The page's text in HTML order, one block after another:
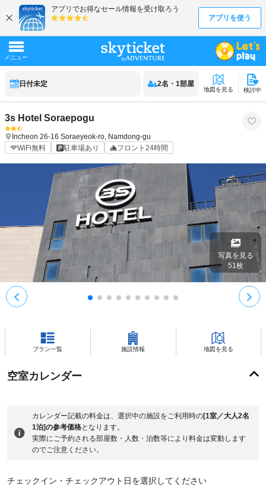
日付未定 2名 ・ 1部屋
地図を見る 検討中
3s Hotel Soraepogu
Incheon 26-16 Soraeyeok-ro, Namdong-gu
WiFi無料
駐車場あり フロント24時間
写真を見る
51枚
プラン一覧 施設情報 地図を見る
空室カレンダー
カレンダー記載の料金は、選択中の施設をご利用時の[1室／大人2名
1泊]の参考価格となります。
実際にご予約される部屋数・人数・泊数等により料金は変動します
のでご注意ください。
チェックイン・チェックアウト日を選択してください